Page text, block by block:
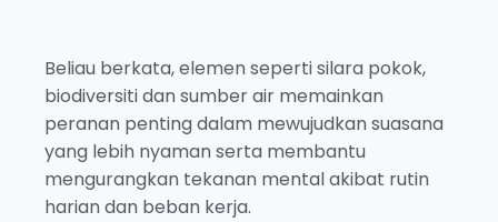
Beliau berkata, elemen seperti silara pokok,
biodiversiti dan sumber air memainkan
peranan penting dalam mewujudkan suasana
yang lebih nyaman serta membantu
mengurangkan tekanan mental akibat rutin
harian dan beban kerja.